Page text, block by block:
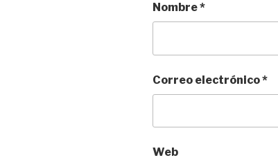
Nombre*
Correo electrónico*
Web